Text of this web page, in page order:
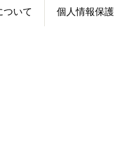
ついて 個人情報保護